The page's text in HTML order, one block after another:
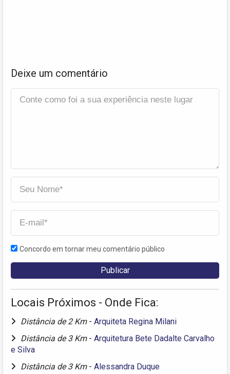
Deixe um comentário
Concordo em tornar meu comentário público
Locais Próximos - Onde Fica:
Distância de 2 Km - Arquiteta Regina Milani
Distância de 3 Km - Arquitetura Bete Dadalte Carvalho
e Silva
Distância de 3 Km - Alessandra Duque